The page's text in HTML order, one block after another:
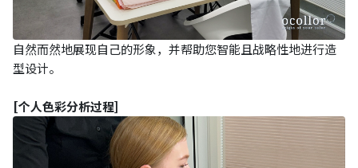
自然而然地展现自己的形象，并帮助您智能且战略性地进行造
型设计。
[个人色彩分析过程]